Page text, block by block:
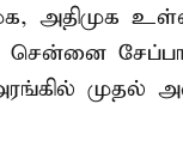
அதிமுக
சென்னை
முதல்